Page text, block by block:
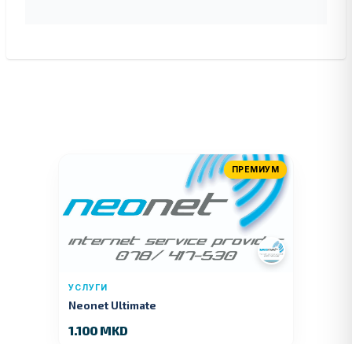
ПРЕМИУМ
УСЛУГИ
Neonet Ultimate
1.100 MKD